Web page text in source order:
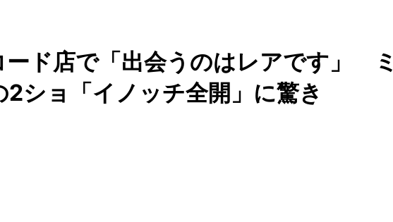
ード店で「出会うのはレアです」 ミ
ショ「イノッチ全開」に驚き